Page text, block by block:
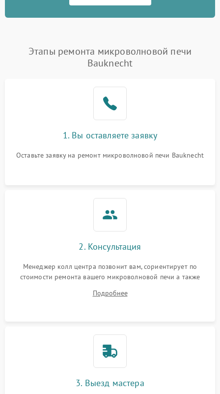
Этапы ремонта микроволновой печи
Bauknecht
1. Вы оставляете заявку
Оставьте заявку на ремонт микроволновой печи Bauknecht
2. Консультация
Менеджер колл центра позвонит вам, сориентирует по
стоимости ремонта вашего микроволновой печи а также
Подробнее
3. Выезд мастера